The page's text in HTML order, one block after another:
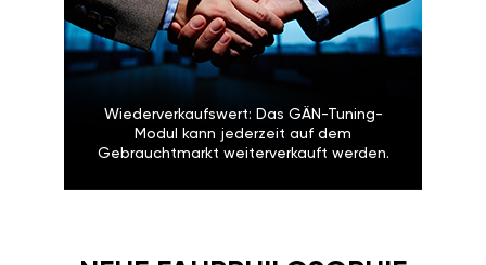
Spezialisierte Programme: Die
Programme des Moduls sind speziell
für jeden Motor entwickelt, um
optimale Leistung zu gewährleisten.